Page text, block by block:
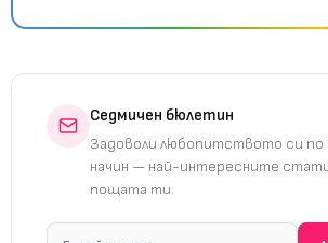
Седмичен бюлетин
Задоволи любопитството си по
начин — най-интересните
пощата ти.